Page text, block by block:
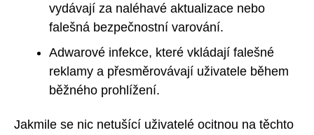
vydávají za naléhavé aktualizace nebo
falešná bezpečnostní varování.
Adwarové infekce, které vkládají falešné
reklamy a přesměrovávají uživatele během
běžného prohlížení.
Jakmile se nic netušící uživatelé ocitnou na těchto